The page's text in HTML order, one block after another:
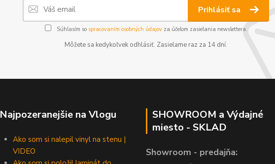
Prihlásiť sa
Súhlasím so spracovaním osobných údajovza účelom zasielania newslettera.
Môžete sa kedykoľvek odhlásiť. Zasielame raz za 14 dní.
Najpozeranejšie na Vlogu
Ako som si nalepil vinyl na stenu |
VIDEO
SHOWROOM a Výdajné
miesto - SKLAD
Showroom - predajňa: